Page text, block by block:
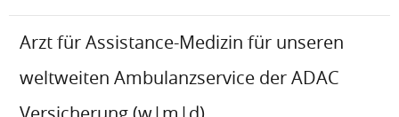
Arzt für Assistance-Medizin für unseren
weltweiten Ambulanzservice der ADAC